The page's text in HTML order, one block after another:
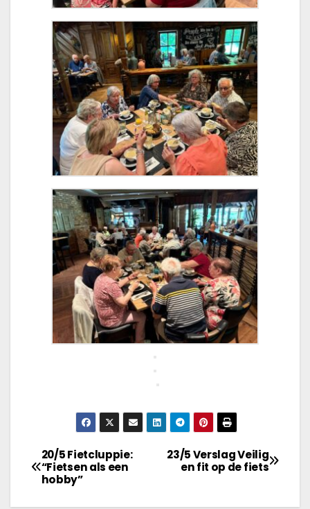
23/5 Verslag Veilig
en fit op de fiets
20/5 Fietcluppie:
“Fietsen als een
hobby”